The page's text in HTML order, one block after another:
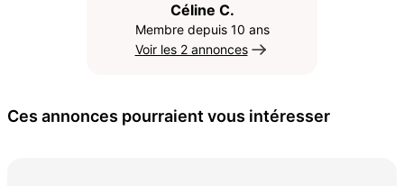
Céline C.
Membre depuis 10 ans
Voir les 2 annonces
Ces annonces pourraient vous intéresser